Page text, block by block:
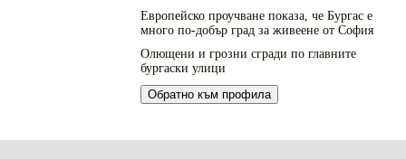
Европейско проучване показа, че Бургас е
много по-добър град за живеене от София
Олющени и грозни сгради по главните
бургаски улици
Обратно към профила